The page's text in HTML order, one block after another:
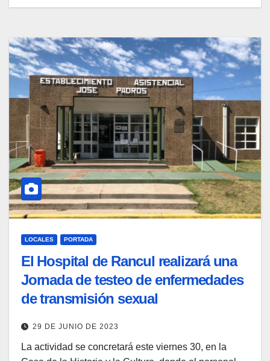
LOCALES PORTADA
El Hospital de Rancul realizará una
Jornada de testeo de enfermedades
de transmisión sexual
29 DE JUNIO DE 2023
La actividad se concretará este viernes 30, en la